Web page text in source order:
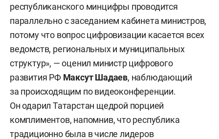
республиканского минцифры проводится
параллельно с заседанием кабинета министров,
потому что вопрос цифровизации касается всех
ведомств, региональных и муниципальных
структур», — оценил министр цифрового
развития РФ Максут Шадаев, наблюдающий
за происходящим по видеоконференции.
Он одарил Татарстан щедрой порцией
комплиментов, напомнив, что республика
традиционно была в числе лидеров